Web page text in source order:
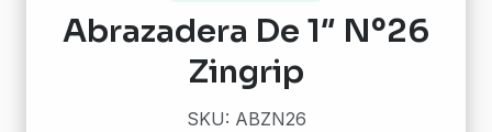
Abrazadera De 1″ Nº26
Zingrip
SKU: ABZN26